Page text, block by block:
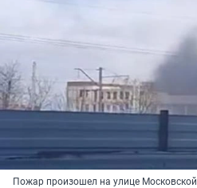
Пожар произошел на улице Московской